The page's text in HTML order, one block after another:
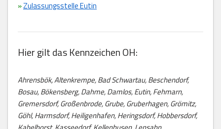
»Zulassungsstelle Eutin
Hier gilt das Kennzeichen OH:
Ahrensbök, Altenkrempe, Bad Schwartau, Beschendorf,
Bosau, Bökensberg, Dahme, Damlos, Eutin, Fehmarn,
Gremersdorf, Großenbrode, Grube, Gruberhagen, Grömitz,
Göhl, Harmsdorf, Heiligenhafen, Heringsdorf, Hobbersdorf,